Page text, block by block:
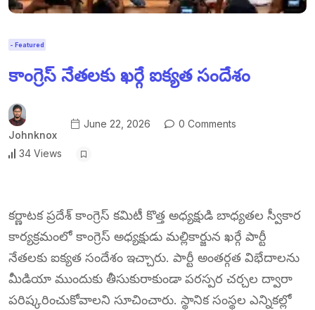
- Featured
కాంగ్రెస్ నేతలకు ఖర్గే ఐక్యత సందేశం
Johnknox
June 22, 2026 0 Comments
34 Views
కర్ణాటక ప్రదేశ్ కాంగ్రెస్ కమిటీ కొత్త అధ్యక్షుడి బాధ్యతల స్వీకార
కార్యక్రమంలో కాంగ్రెస్ అధ్యక్షుడు మల్లికార్జున ఖర్గే పార్టీ
నేతలకు ఐక్యత సందేశం ఇచ్చారు. పార్టీ అంతర్గత విభేదాలను
మీడియా ముందుకు తీసుకురాకుండా పరస్పర చర్చల ద్వారా
పరిష్కరించుకోవాలని సూచించారు. స్థానిక సంస్థల ఎన్నికల్లో